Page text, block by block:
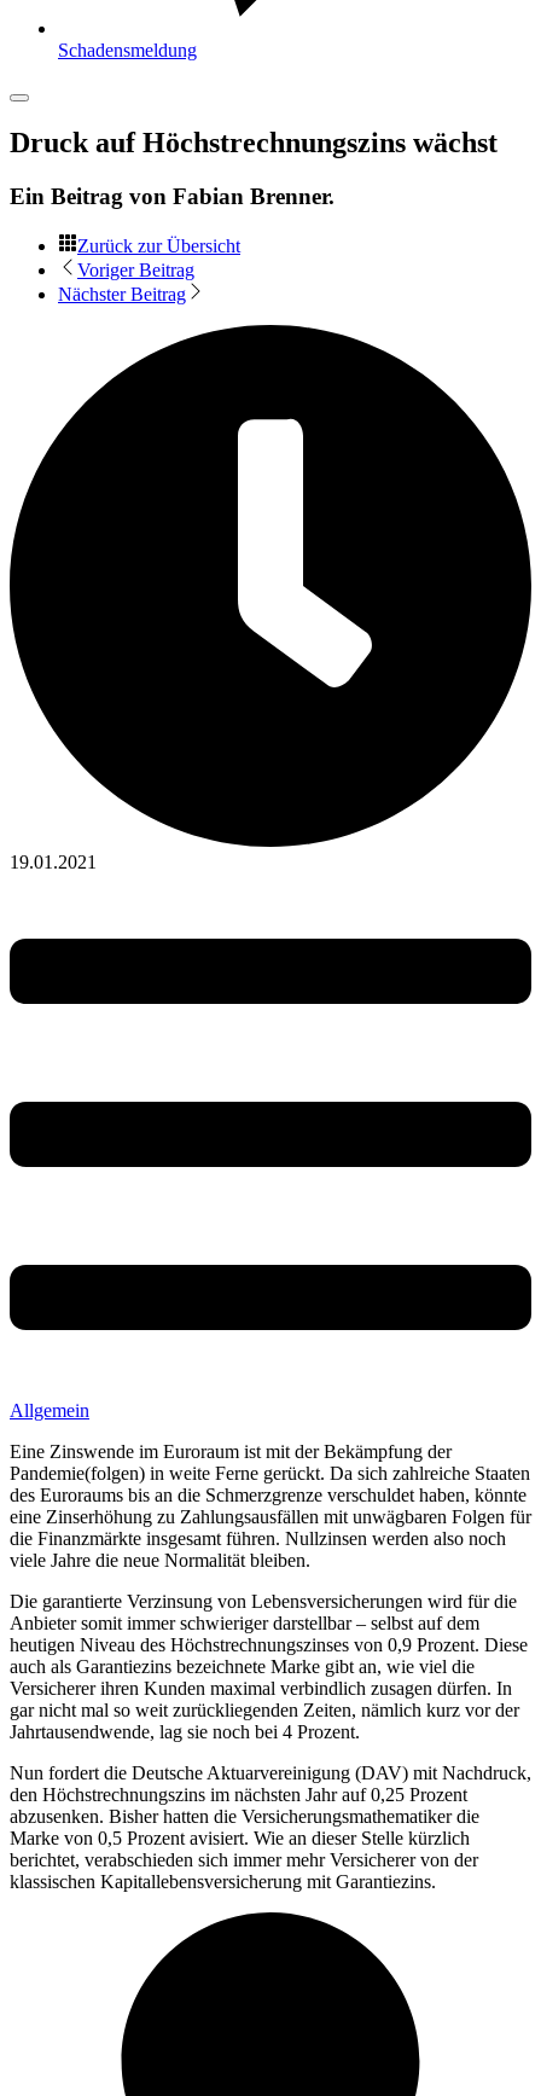
Schadensmeldung
Druck auf Höchstrechnungszins wächst
Ein Beitrag von Fabian Brenner.
Zurück zur Übersicht
Voriger Beitrag
Nächster Beitrag
19.01.2021
Allgemein
Eine Zinswende im Euroraum ist mit der Bekämpfung der
Pandemie(folgen) in weite Ferne gerückt. Da sich zahlreiche Staaten
des Euroraums bis an die Schmerzgrenze verschuldet haben, könnte
eine Zinserhöhung zu Zahlungsausfällen mit unwägbaren Folgen für
die Finanzmärkte insgesamt führen. Nullzinsen werden also noch
viele Jahre die neue Normalität bleiben.
Die garantierte Verzinsung von Lebensversicherungen wird für die
Anbieter somit immer schwieriger darstellbar – selbst auf dem
heutigen Niveau des Höchstrechnungszinses von 0,9 Prozent. Diese
auch als Garantiezins bezeichnete Marke gibt an, wie viel die
Versicherer ihren Kunden maximal verbindlich zusagen dürfen. In
gar nicht mal so weit zurückliegenden Zeiten, nämlich kurz vor der
Jahrtausendwende, lag sie noch bei 4 Prozent.
Nun fordert die Deutsche Aktuarvereinigung (DAV) mit Nachdruck,
den Höchstrechnungszins im nächsten Jahr auf 0,25 Prozent
abzusenken. Bisher hatten die Versicherungsmathematiker die
Marke von 0,5 Prozent avisiert. Wie an dieser Stelle kürzlich
berichtet, verabschieden sich immer mehr Versicherer von der
klassischen Kapitallebensversicherung mit Garantiezins.